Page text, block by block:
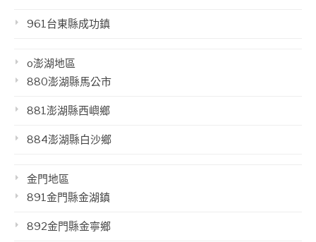
961台東縣成功鎮
o澎湖地區
880澎湖縣馬公市
881澎湖縣西嶼鄉
884澎湖縣白沙鄉
金門地區
891金門縣金湖鎮
892金門縣金寧鄉